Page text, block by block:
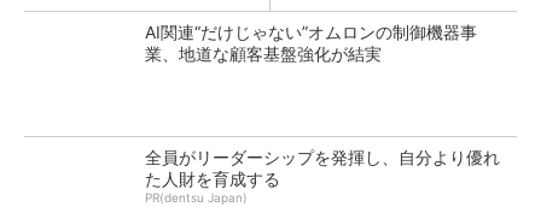
AI関連“だけじゃない”オムロンの制御機器事
業、地道な顧客基盤強化が結実
全員がリーダーシップを発揮し、自分より優れ
た人財を育成する
PR(dentsu Japan)